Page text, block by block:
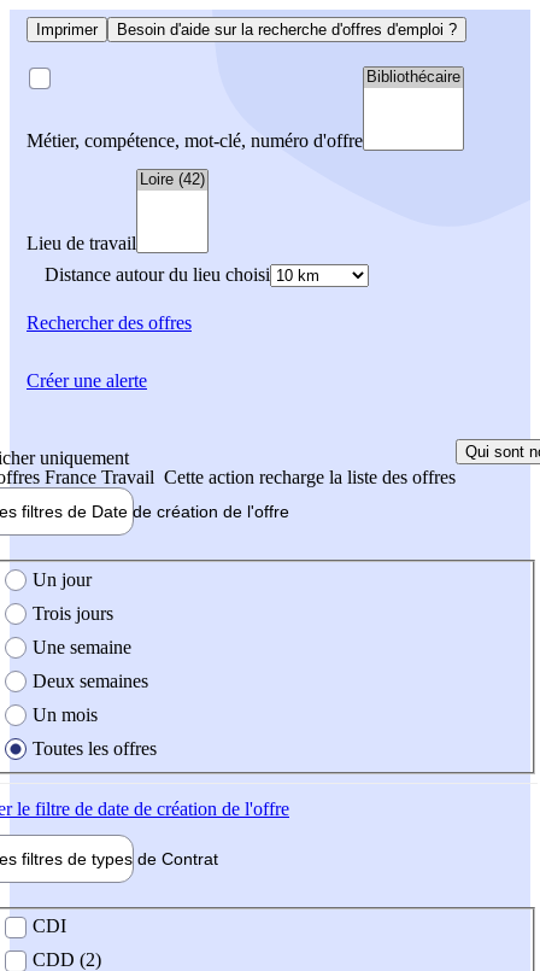
Imprimer Besoin d'aide sur la recherche d'offres d'emploi ?
Métier, compétence, mot-clé, numéro d'offre
Lieu de travail
Distance autour du lieu choisi
Rechercherdes offres
uniquement
France Travail Cette action recharge la liste des offres
Qui sont
filtres de Date de création de l'offre
création de l'offre
Un jour
Trois jours
Une semaine
Deux semaines
Un mois
Toutes les offres
le filtre de date de création de l'offre
filtres de types de Contrat
contrat
CDI
CDD (2)
Créer une alerte